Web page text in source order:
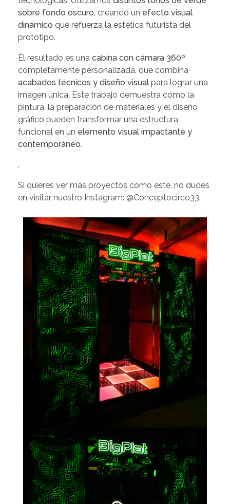
sobre fondo oscuro , creando un efecto visual
dinámico que refuerza la estética futurista del
prototipo.
El resultado es una cabina con cámara 360º
completamente personalizada, que combina
acabados técnicos y diseño visual para lograr una
imagen única. Este trabajo demuestra cómo la
pintura, la preparación de materiales y el diseño
gráfico pueden transformar una estructura
funcional en un elemento visual impactante y
contemporáneo.
.
Si quieres ver más proyectos como este, no dudes
en visitar nuestro Instagram: @Conceptocirco33.